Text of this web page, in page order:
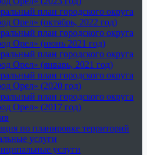
план городского округа
Орел» (октябрь, 2022 год)
план городского округа
Орел» (июнь 2021 год)
план городского округа
Орел» (январь, 2021 год)
план городского округа
Орел» (2020 год)
план городского округа
Орел» (2017 год)
по планировке территорий
услуги
услуги